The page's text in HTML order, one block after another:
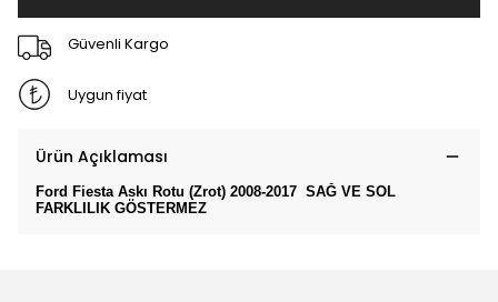
Güvenli Kargo
Uygun fiyat
Ürün Açıklaması
Ford Fiesta Askı Rotu (Zrot) 2008-2017 SAĞ VE SOL
FARKLILIK GÖSTERMEZ